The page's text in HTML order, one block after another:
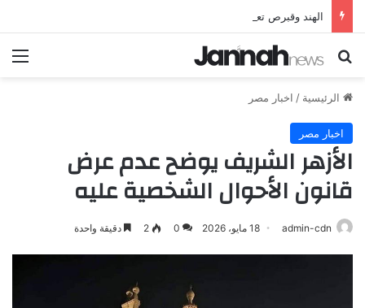
بحث عن
الرئيسية / اخبار مصر
اخبار مصر
الأزهر الشريف يوضح عدم عرض
قانون الأحوال الشخصية عليه
admin-cdn 18 مايو، 2026 0
2 دقيقة واحدة